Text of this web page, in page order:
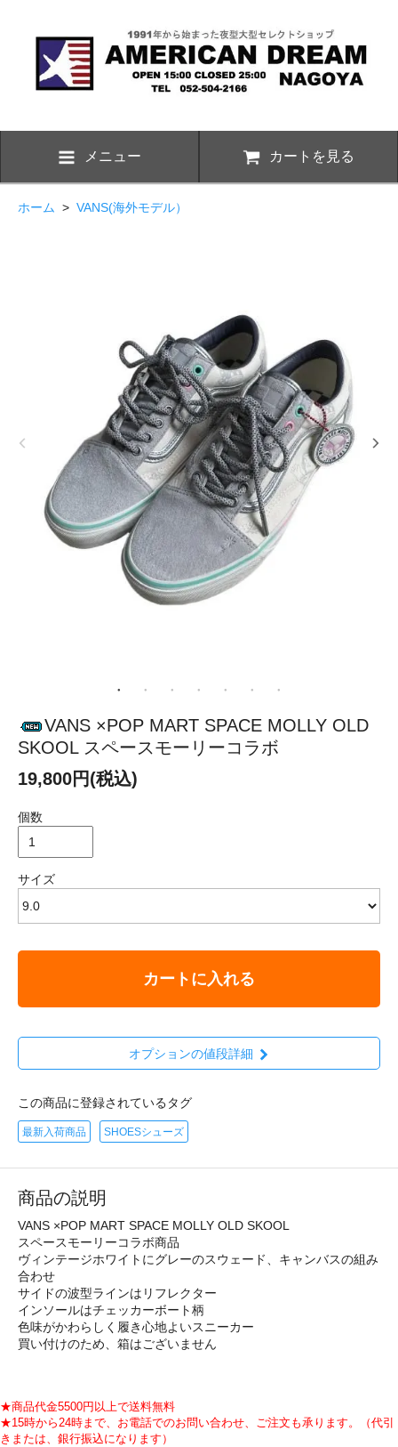
メニュー カートを見る
ホーム > VANS(海外モデル）
VANS ×POP MART SPACE MOLLY OLD
SKOOL スペースモーリーコラボ
19,800円(税込)
個数
サイズ
カートに入れる
オプションの値段詳細
この商品に登録されているタグ
最新入荷商品 SHOESシューズ
商品の説明
VANS ×POP MART SPACE MOLLY OLD SKOOL
スペースモーリーコラボ商品
ヴィンテージホワイトにグレーのスウェード、キャンバスの組み
合わせ
サイドの波型ラインはリフレクター
インソールはチェッカーボート柄
色味がかわらしく履き心地よいスニーカー
買い付けのため、箱はございません
★商品代金5500円以上で送料無料
★15時から24時まで、お電話でのお問い合わせ、ご注文も承ります。（代引
きまたは、銀行振込になります）